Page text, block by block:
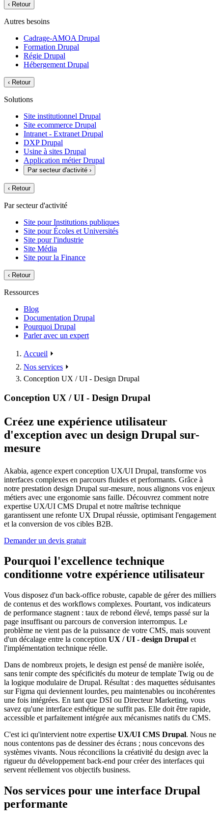
‹ Retour
Autres besoins
Cadrage-AMOA Drupal
Formation Drupal
Régie Drupal
Hébergement Drupal
‹ Retour
Solutions
Site institutionnel Drupal
Site ecommerce Drupal
Intranet - Extranet Drupal
DXP Drupal
Usine à sites Drupal
Application métier Drupal
Par secteur d'activité ›
‹ Retour
Par secteur d'activité
Site pour Institutions publiques
Site pour Écoles et Universités
Site pour l'industrie
Site Média
Site pour la Finance
‹ Retour
Ressources
Blog
Documentation Drupal
Pourquoi Drupal
Parler avec un expert
Accueil ⏵
Nos services ⏵
Conception UX / UI - Design Drupal
Conception UX / UI - Design Drupal
Créez une expérience utilisateur
d'exception avec un design Drupal sur-
mesure
Akabia, agence expert conception UX/UI Drupal, transforme vos
interfaces complexes en parcours fluides et performants. Grâce à
notre prestation design Drupal sur-mesure, nous alignons vos enjeux
métiers avec une ergonomie sans faille. Découvrez comment notre
expertise UX/UI CMS Drupal et notre maîtrise technique
garantissent une refonte UX Drupal réussie, optimisant l'engagement
et la conversion de vos cibles B2B.
Demander un devis gratuit
Pourquoi l'excellence technique
conditionne votre expérience utilisateur
Vous disposez d'un back-office robuste, capable de gérer des milliers
de contenus et des workflows complexes. Pourtant, vos indicateurs
de performance stagnent : taux de rebond élevé, temps passé sur la
page insuffisant ou parcours de conversion interrompus. Le
problème ne vient pas de la puissance de votre CMS, mais souvent
d'un décalage entre la conception UX / UI - design Drupal et
l'implémentation technique réelle.
Dans de nombreux projets, le design est pensé de manière isolée,
sans tenir compte des spécificités du moteur de template Twig ou de
la logique modulaire de Drupal. Résultat : des maquettes séduisantes
sur Figma qui deviennent lourdes, peu maintenables ou incohérentes
une fois intégrées. En tant que DSI ou Directeur Marketing, vous
savez qu'une interface esthétique ne suffit pas. Elle doit être rapide,
accessible et parfaitement intégrée aux mécanismes natifs du CMS.
C'est ici qu'intervient notre expertise UX/UI CMS Drupal. Nous ne
nous contentons pas de dessiner des écrans ; nous concevons des
systèmes vivants. Nous réconcilions la créativité du design avec la
rigueur du développement back-end pour créer des interfaces qui
servent réellement vos objectifs business.
Nos services pour une interface Drupal
performante